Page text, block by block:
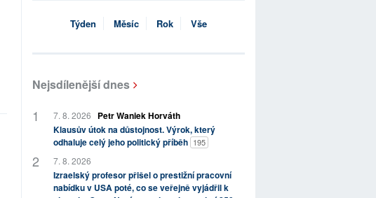
Týden Měsíc Rok Vše
Nejsdílenější dnes
7. 8. 2026
Petr Waniek Horváth
Klausův útok na důstojnost. Výrok, který
odhaluje celý jeho politický příběh 195
7. 8. 2026
Izraelský profesor přišel o prestižní pracovní
nabídku v USA poté, co se veřejně vyjádřil k